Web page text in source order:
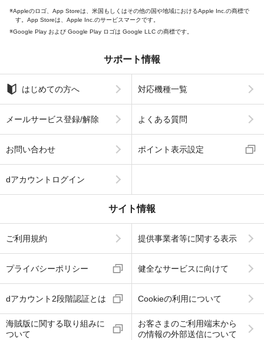
Appleのロゴ、App Storeは、米国もしくはその他の国や地域におけるApple Inc.の商標で
す。App Storeは、Apple Inc.のサービスマークです。
Google Play および Google Play ロゴは Google LLC の商標です。
サポート情報
はじめての方へ 対応機種一覧
メールサービス登録/解除 よくある質問
お問い合わせ ポイント表示設定
dアカウントログイン
サイト情報
ご利用規約 提供事業者等に関する表示
プライバシーポリシー 健全なサービスに向けて
dアカウント2段階認証とは Cookieの利用について
海賊版に関する取り組みに
ついて
お客さまのご利用端末から
の情報の外部送信について